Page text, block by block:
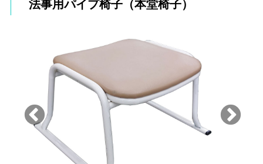
法事用パイプ椅子（本堂椅子）